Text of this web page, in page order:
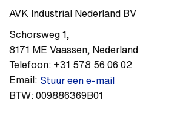
AVK Industrial Nederland BV
Schorsweg 1,
8171 ME Vaassen, Nederland
Telefoon: +31 578 56 06 02
Email: Stuur een e-mail
BTW:009886369B01